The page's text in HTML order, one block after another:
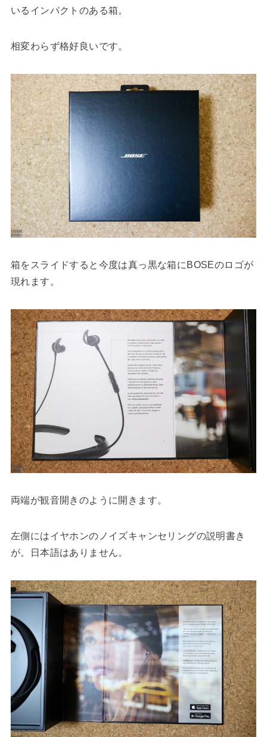
いるインパクトのある箱。
相変わらず格好良いです。
箱をスライドすると今度は真っ黒な箱にBOSEのロゴが
現れます。
両端が観音開きのように開きます。
左側にはイヤホンのノイズキャンセリングの説明書き
が。日本語はありません。